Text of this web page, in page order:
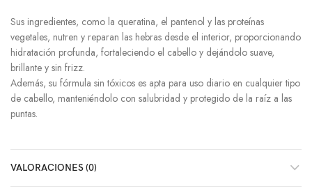
Sus ingredientes, como la queratina, el pantenol y las proteínas
vegetales, nutren y reparan las hebras desde el interior, proporcionando
hidratación profunda, fortaleciendo el cabello y dejándolo suave,
brillante y sin frizz.
Además, su fórmula sin tóxicos es apta para uso diario en cualquier tipo
de cabello, manteniéndolo con salubridad y protegido de la raíz a las
puntas.
VALORACIONES (0)